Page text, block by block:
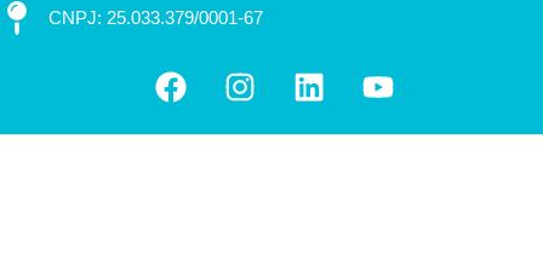
CNPJ: 25.033.379/0001-67